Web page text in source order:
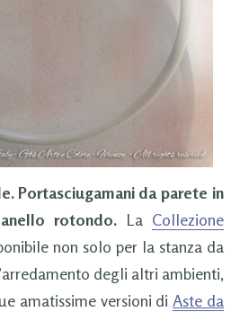
Portasciugamani da parete in
rotondo.La Collezione
non solo per la stanza da
degli altri ambienti,
amatissime versioni diAste da